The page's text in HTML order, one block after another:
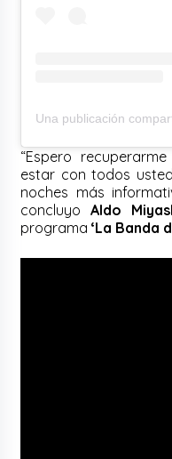
“Espero
estar con todos
noches más
concluyo Aldo
programa‘La Banda